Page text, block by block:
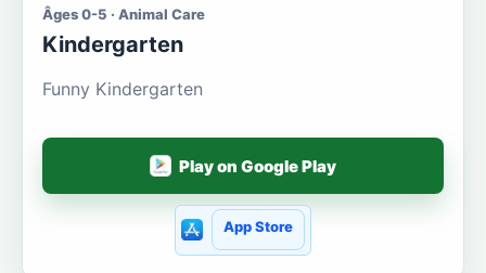
Âges 0-5 · Animal Care
Kindergarten
Funny Kindergarten
Play on Google Play
App Store